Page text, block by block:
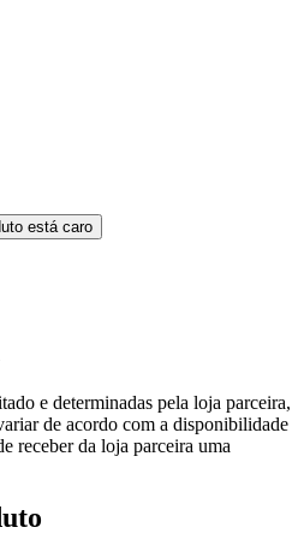
está caro
e determinadas pela loja parceira,
de acordo com a disponibilidade
receber da loja parceira uma